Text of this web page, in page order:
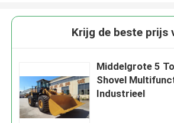
Krijg de beste prijs
Middelgrote 5
Shovel
Industrieel